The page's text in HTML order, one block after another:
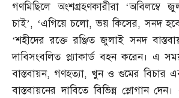
গণমিছিলে অংশগ্রহণকারীরা ‘অবিলম্বে
চাই’, ‘এগিয়ে চলো,ভয় কিসের,সনদ
‘শহীদের রক্তে রঞ্জিত জুলাই সনদ
দাবিসংবলিত প্ল্যাকার্ড বহন করেন। এ
বাস্তবায়ন, গণহত্যা, খুন ও গুমের বিচার
বাস্তবায়নের দাবিতে বিভিন্ন স্লোগান